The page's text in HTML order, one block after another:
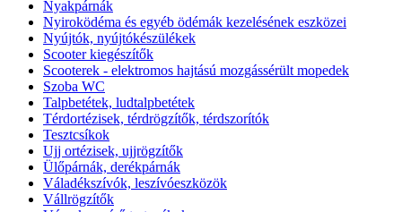
Nyakpárnák
Nyiroködéma és egyéb ödémák kezelésének eszközei
Nyújtók, nyújtókészülékek
Scooter kiegészítők
Scooterek - elektromos hajtású mozgássérült mopedek
Szoba WC
Talpbetétek, ludtalpbetétek
Térdortézisek, térdrögzítők, térdszorítók
Tesztcsíkok
Ujj ortézisek, ujjrögzítők
Ülőpárnák, derékpárnák
Váladékszívók, leszívóeszközök
Vállrögzítők